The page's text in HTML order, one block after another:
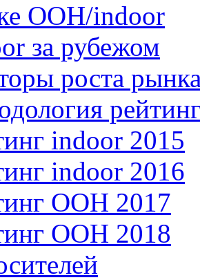
OOH/indoor
за рубежом
роста
indoor 2015
indoor 2016
OOH 2017
OOH 2018